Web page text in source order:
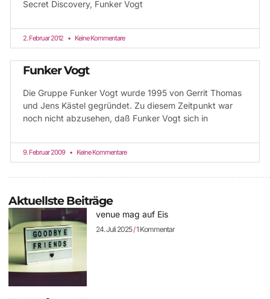
Secret Discovery, Funker Vogt
2. Februar 2012 Keine Kommentare
Funker Vogt
Die Gruppe Funker Vogt wurde 1995 von Gerrit Thomas
und Jens Kästel gegründet. Zu diesem Zeitpunkt war
noch nicht abzusehen, daß Funker Vogt sich in
9. Februar 2009 Keine Kommentare
Aktuellste Beiträge
venue mag auf Eis
24. Juli 2025 1 Kommentar